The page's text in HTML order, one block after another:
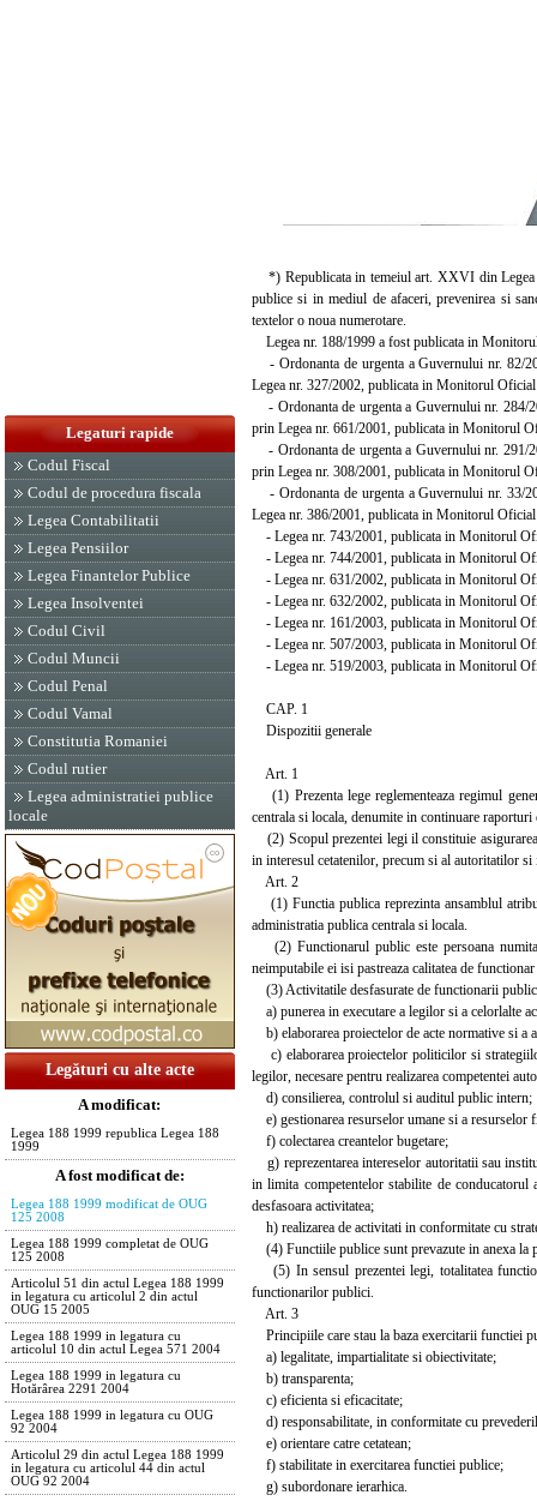
Legaturi rapide
Codul Fiscal
Codul de procedura fiscala
Legea Contabilitatii
Legea Pensiilor
Legea Finantelor Publice
Legea Insolventei
Codul Civil
Codul Muncii
Codul Penal
Codul Vamal
Constitutia Romaniei
Codul rutier
Legea administratiei publice
locale
Legături cu alte acte
A modificat:
Legea 188 1999 republica Legea 188
1999
A fost modificat de:
Legea 188 1999 modificat de OUG
125 2008
Legea 188 1999 completat de OUG
125 2008
Articolul 51 din actul Legea 188 1999
in legatura cu articolul 2 din actul
OUG 15 2005
Legea 188 1999 in legatura cu
articolul 10 din actul Legea 571 2004
Legea 188 1999 in legatura cu
Hotărârea 2291 2004
Legea 188 1999 in legatura cu OUG
92 2004
Articolul 29 din actul Legea 188 1999
in legatura cu articolul 44 din actul
OUG 92 2004
*) Republicata in temeiul art. XXVI din Legea
publice si in mediul de afaceri, prevenirea si
textelor o noua numerotare.
Legea nr. 188/1999 a fost publicata in
- Ordonanta de urgenta a Guvernului nr. 82/
Legea nr. 327/2002, publicata in Monitorul
- Ordonanta de urgenta a Guvernului nr. 284/
prin Legea nr. 661/2001, publicata in Monitorul
- Ordonanta de urgenta a Guvernului nr. 291/
prin Legea nr. 308/2001, publicata in Monitorul
- Ordonanta de urgenta a Guvernului nr. 33/
Legea nr. 386/2001, publicata in Monitorul
- Legea nr. 743/2001, publicata in Monitorul
- Legea nr. 744/2001, publicata in Monitorul
- Legea nr. 631/2002, publicata in Monitorul
- Legea nr. 632/2002, publicata in Monitorul
- Legea nr. 161/2003, publicata in Monitorul
- Legea nr. 507/2003, publicata in Monitorul
- Legea nr. 519/2003, publicata in Monitorul
CAP. 1
Dispozitii generale
Art. 1
(1) Prezenta lege reglementeaza regimul
centrala si locala, denumite in continuare raporturi
(2) Scopul prezentei legi il constituie
in interesul cetatenilor, precum si al autoritatilor
Art. 2
(1) Functia publica reprezinta ansamblul
administratia publica centrala si locala.
(2) Functionarul public este persoana
neimputabile ei isi pastreaza calitatea de
(3) Activitatile desfasurate de functionarii
a) punerea in executare a legilor si a celorlalte
b) elaborarea proiectelor de acte normative si a
c) elaborarea proiectelor politicilor si
legilor, necesare pentru realizarea competentei
d) consilierea, controlul si auditul public intern;
e) gestionarea resurselor umane si a resurselor
f) colectarea creantelor bugetare;
g) reprezentarea intereselor autoritatii sau
in limita competentelor stabilite de
desfasoara activitatea;
h) realizarea de activitati in conformitate cu
(4) Functiile publice sunt prevazute in anexa la
(5) In sensul prezentei legi, totalitatea
functionarilor publici.
Art. 3
Principiile care stau la baza exercitarii functiei
a) legalitate, impartialitate si obiectivitate;
b) transparenta;
c) eficienta si eficacitate;
d) responsabilitate, in conformitate cu
e) orientare catre cetatean;
f) stabilitate in exercitarea functiei publice;
g) subordonare ierarhica.